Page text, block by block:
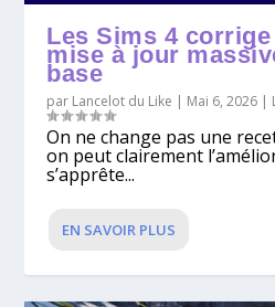
Les Sims 4
mise à jour
base
par Lancelot du Like | Mai 6, 2026 |
On ne change pas une
on peut clairement
s’apprête...
EN SAVOIR PLUS